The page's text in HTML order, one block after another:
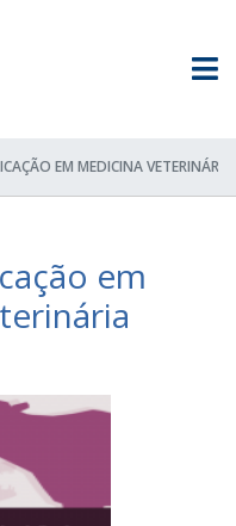
EM MEDICINA VETERINÁRIA
em